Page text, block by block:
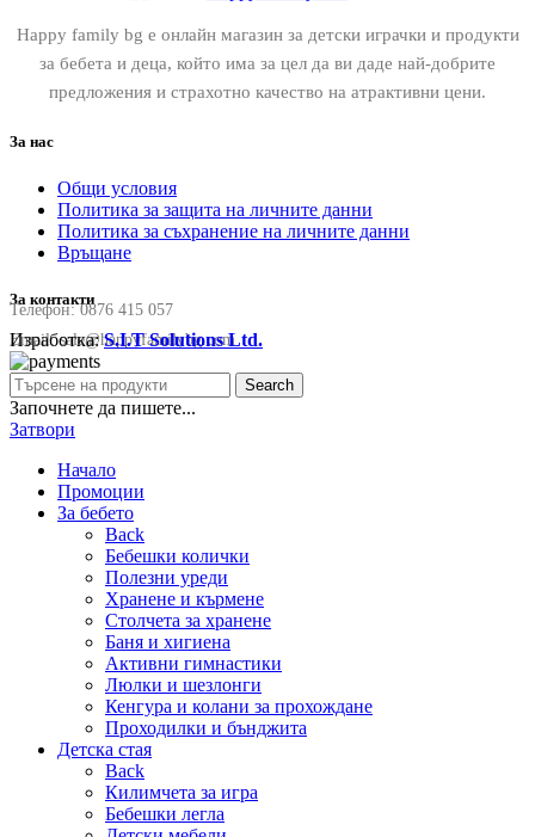
Happy family bg е онлайн магазин за детски играчки и продукти
за бебета и деца, който има за цел да ви даде най-добрите
предложения и страхотно качество на атрактивни цени.
За нас
Общи условия
Политика за защита на личните данни
Политика за съхранение на личните данни
Връщане
За контакти
Телефон:0876 415 057
Email:sale@happyfamilybg.com
Изработка:S.I.T Solutions Ltd.
Search
Започнете да пишете...
Затвори
Начало
Промоции
За бебето
Back
Бебешки колички
Полезни уреди
Хранене и кърмене
Столчета за хранене
Баня и хигиена
Активни гимнастики
Люлки и шезлонги
Кенгура и колани за прохождане
Проходилки и бънджита
Детска стая
Back
Килимчета за игра
Бебешки легла